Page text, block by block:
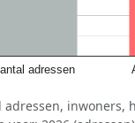
adressen
adressen, inwoners,